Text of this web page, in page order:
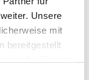
Unsere
mit
bereitgestellt